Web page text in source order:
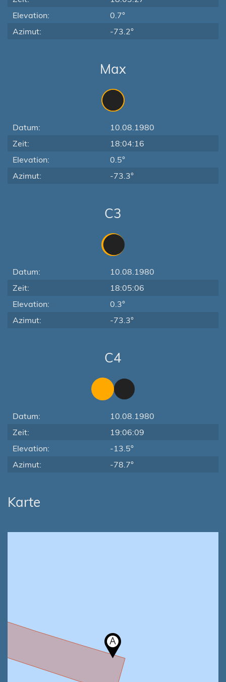
Elevation:
0.7°
Azimut:
-73.2°
Max
Datum:
10.08.1980
Zeit:
18:04:16
Elevation:
0.5°
Azimut:
-73.3°
C3
Datum:
10.08.1980
Zeit:
18:05:06
Elevation:
0.3°
Azimut:
-73.3°
C4
Datum:
10.08.1980
Zeit:
19:06:09
Elevation:
-13.5°
Azimut:
-78.7°
Karte